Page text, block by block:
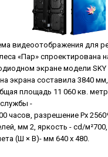
видеоотображения для
«Пар» спроектирована
экране модели SKY
экрана составила 3840
площадь 11 060 кв.
-
часов, разрешение Рх
мм 2, яркость - cd/
(Ш × В)- мм 640 x 480.